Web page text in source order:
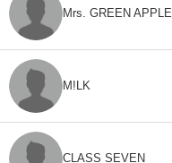
Mrs. GREEN APPLE
M!LK
CLASS SEVEN